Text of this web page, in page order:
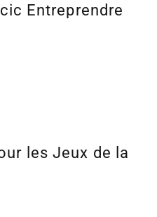
Entreprendre
les Jeux de la